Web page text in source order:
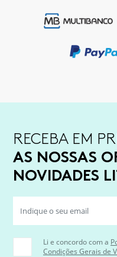
RECEBA EM
AS NOSSAS
NOVIDADES
Li e concordo com a
Condições Gerais de